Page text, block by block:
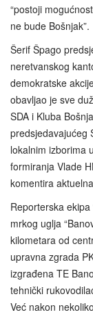
“postoji
ne bude Bošnjak”.
Šerif Špago
neretvanskog
demokratske
obavljao je sve
SDA i Kluba
predsjedavajućeg
lokalnim izborima
formiranja Vlade
komentira
Reporterska
mrkog uglja
kilometara od
upravna zgrada
izgrađena TE
tehnički
Već nakon